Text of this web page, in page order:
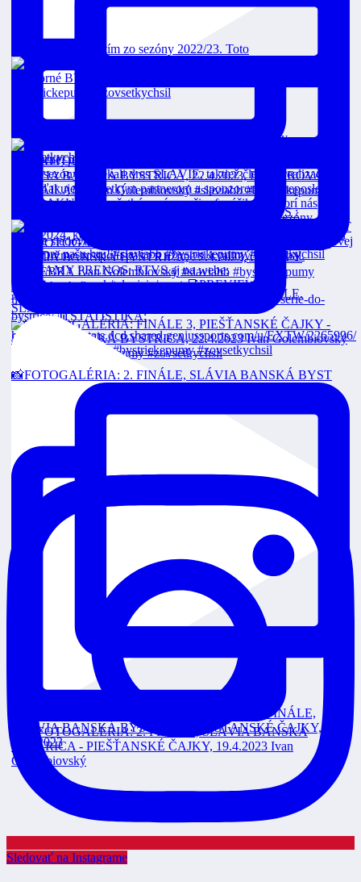
Toto je strieborný tím zo sezóny 2022/23. Toto
FINÁLE 3 Dnes o 18:00 v priamom prenose na RTVS :
VEOLIA POZÁPASOVÉ ROZHOVORY: 2. FINÁLE,
SLÁVIA
📸FOTOGALÉRIA: 2. FINÁLE, SLÁVIA BANSKÁ BYST
Sledovať na Instagrame